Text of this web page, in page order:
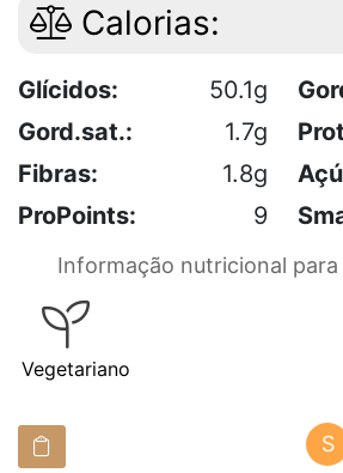
Calorias:
Glícidos: 50.1g
Gord.sat.:
1.7g
Fibras:
1.8g
ProPoints:
9
Informação nutricional para
Vegetariano
S